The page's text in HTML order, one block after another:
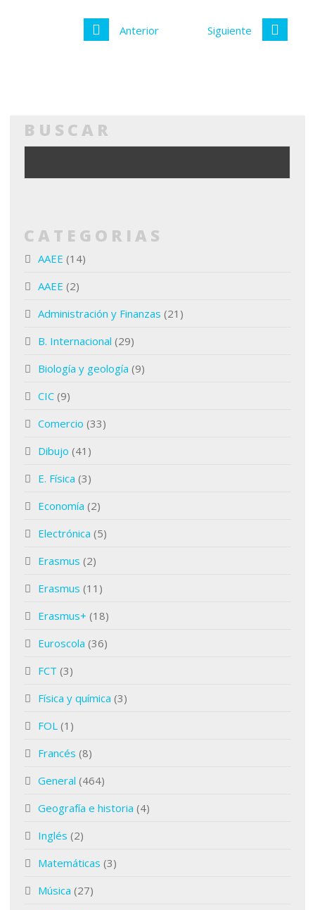
Anterior Siguiente
BUSCAR
CATEGORIAS
AAEE (14)
AAEE (2)
Administración y Finanzas (21)
B. Internacional (29)
Biología y geología (9)
CIC (9)
Comercio (33)
Dibujo (41)
E. Física (3)
Economía (2)
Electrónica (5)
Erasmus (2)
Erasmus (11)
Erasmus+ (18)
Euroscola (36)
FCT (3)
Física y química (3)
FOL (1)
Francés (8)
General (464)
Geografía e historia (4)
Inglés (2)
Matemáticas (3)
Música (27)